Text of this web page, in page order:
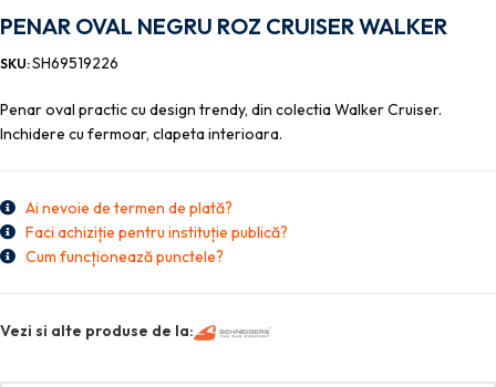
PENAR OVAL NEGRU ROZ CRUISER WALKER
SKU:SH69519226
Penar oval practic cu design trendy, din colectia Walker Cruiser.
Inchidere cu fermoar, clapeta interioara.
Ai nevoie de termen de plată?
Faci achiziție pentru instituție publică?
Cum funcționează punctele?
Vezi si alte produse de la: